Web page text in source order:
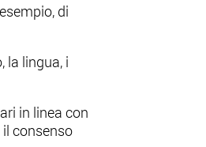
di
la lingua, i
in linea con
consenso